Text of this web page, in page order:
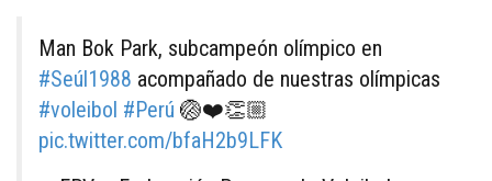
Man Bok Park, subcampeón olímpico en
#Seúl1988 acompañado de nuestras olímpicas
#voleibol #Perú 🏐❤️👏🏼
pic.twitter.com/bfaH2b9LFK